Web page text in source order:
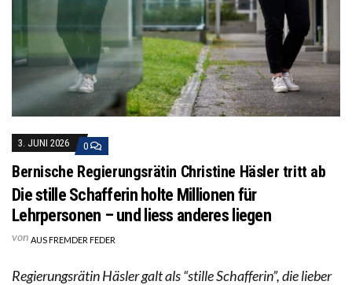
3. JUNI 2026 0
Bernische Regierungsrätin Christine Häsler tritt ab
Die stille Schafferin holte Millionen für
Lehrpersonen – und liess anderes liegen
von AUS FREMDER FEDER
Regierungsrätin Häsler galt als “stille Schafferin”, die lieber